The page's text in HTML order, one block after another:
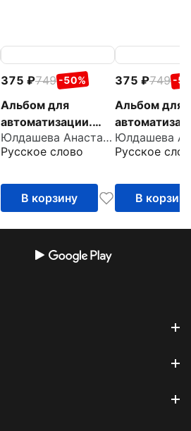
375 749 -50%
Альбом для
автоматизации.
Звук С
Юлдашева Анастасия Павловна
Русское слово
В корзину
375 749 -
Альбом для
Звук Р
Русское
В корзину